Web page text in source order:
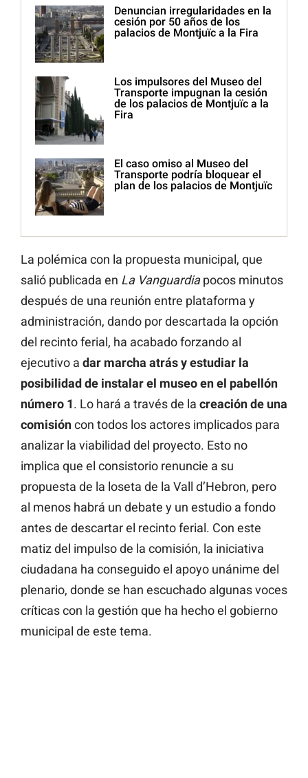
Denuncian irregularidades en la
cesión por 50 años de los
palacios de Montjuïc a la Fira
Los impulsores del Museo del
Transporte impugnan la cesión
de los palacios de Montjuïc a la
Fira
El caso omiso al Museo del
Transporte podría bloquear el
plan de los palacios de Montjuïc
La polémica con la propuesta municipal, que
salió publicada en La Vanguardiapocos minutos
después de una reunión entre plataforma y
administración, dando por descartada la opción
del recinto ferial, ha acabado forzando al
ejecutivo a dar marcha atrás y estudiar la
posibilidad de instalar el museo en el pabellón
número 1. Lo hará a través de la creación de una
comisióncon todos los actores implicados para
analizar la viabilidad del proyecto. Esto no
implica que el consistorio renuncie a su
propuesta de la loseta de la Vall d’Hebron, pero
al menos habrá un debate y un estudio a fondo
antes de descartar el recinto ferial. Con este
matiz del impulso de la comisión, la iniciativa
ciudadana ha conseguido el apoyo unánime del
plenario, donde se han escuchado algunas voces
críticas con la gestión que ha hecho el gobierno
municipal de este tema.